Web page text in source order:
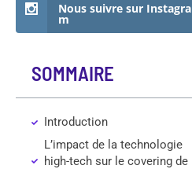
Nous suivre sur Instagra
m
SOMMAIRE
Introduction
L’impact de la technologie
high-tech sur le covering de